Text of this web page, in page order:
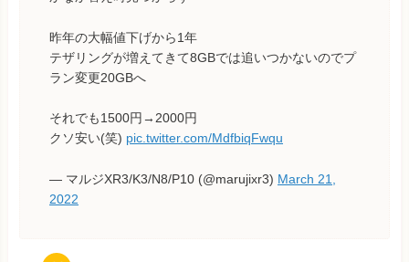
昨年の大幅値下げから1年
テザリングが増えてきて8GBでは追いつかないのでプ
ラン変更20GBへ
それでも1500円→2000円
クソ安い(笑) pic.twitter.com/MdfbiqFwqu
— マルジXR3/K3/N8/P10 (@marujixr3) March 21,
2022